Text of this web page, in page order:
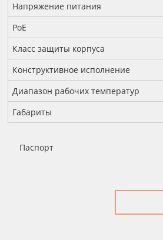
Напряжение питания
PoE
Класс защиты корпуса
Конструктивное исполнение
Диапазон рабочих температур
Габариты
Паспорт